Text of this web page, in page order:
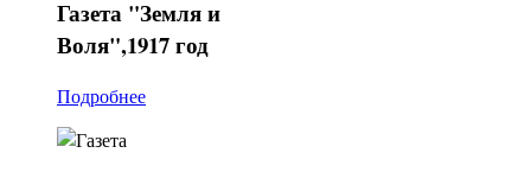
Газета "Земля и
Воля",1917 год
Подробнее